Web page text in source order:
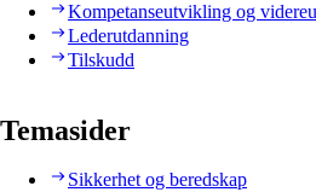
Kompetanseutvikling og
Lederutdanning
Tilskudd
Temasider
Sikkerhet og beredskap